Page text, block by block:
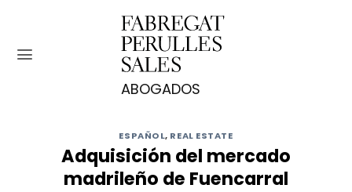
contenido
ESPAÑOL, REAL ESTATE
Adquisición del mercado
madrileño de Fuencarral